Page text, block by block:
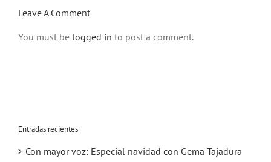
Leave A Comment
You must be logged in to post a comment.
Entradas recientes
Con mayor voz: Especial navidad con Gema Tajadura